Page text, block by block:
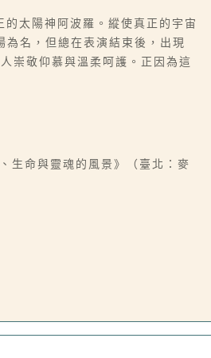
太陽神阿波羅。縱使真正的宇宙
名，但總在表演結束後，出現
崇敬仰慕與溫柔呵護。正因為這
生命與靈魂的風景》（臺北：麥